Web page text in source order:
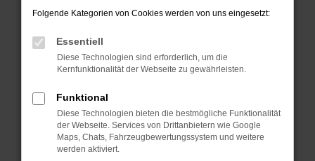
FEHLER: NETWORK
ERROR
Beim Laden ist ein Fehler aufgetreten.
Hier sind ein paar Tipps, die dir helfen
können:
Folgende Kategorien von Cookies werden von uns eingesetzt:
Essentiell
Diese Technologien sind erforderlich, um die
Kernfunktionalität der Webseite zu gewährleisten.
Funktional
Diese Technologien bieten die bestmögliche Funktionalität
der Webseite. Services von Drittanbietern wie Google
Maps, Chats, Fahrzeugbewertungssystem und weitere
werden aktiviert.